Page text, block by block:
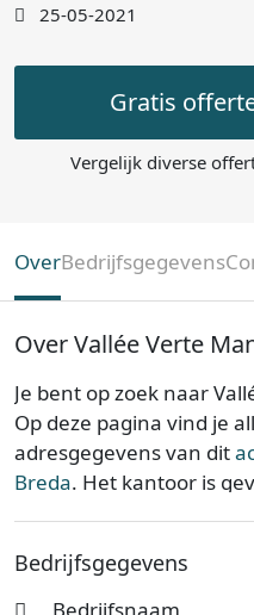
25-05-2021
Gratis
Vergelijk diverse
OverBedrijfsgegevens
Over Vallée Verte
Je bent op zoek naar
Op deze pagina vind je
adresgegevens van dit
Breda. Het kantoor is
Bedrijfsgegevens